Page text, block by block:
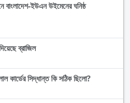
বাংলাদেশ-ইউএন উইমেনের ঘনিষ্ঠ
ব্রাজিল
কার্ডের সিদ্ধান্ত কি সঠিক ছিলো?